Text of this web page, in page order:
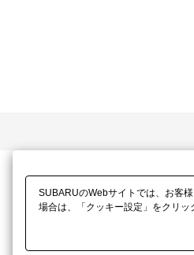
SUBARUのWebサイトでは、お客
場合は、「クッキー設定」をクリッ